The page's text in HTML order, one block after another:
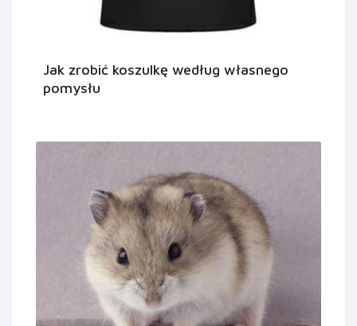
Jak zrobić koszulkę według własnego
pomysłu